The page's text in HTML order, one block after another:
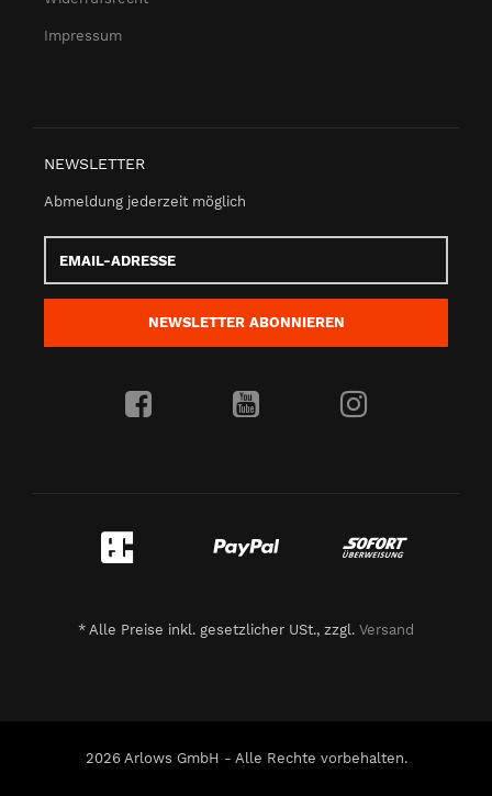
Impressum
NEWSLETTER
Abmeldung jederzeit möglich
Adresse
NEWSLETTER ABONNIEREN
* Alle Preise inkl. gesetzlicher USt., zzgl. Versand
2026 Arlows GmbH - Alle Rechte vorbehalten.